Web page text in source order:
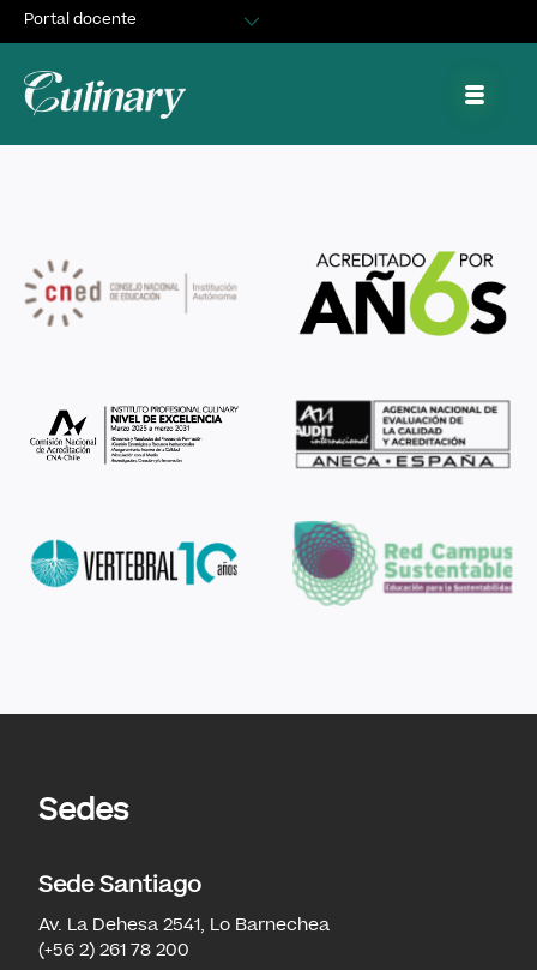
Portal docente
Portal de trabajo y prácticas
Septiembre 12, 2024
cquiroz
Sedes
Sede Santiago
Av. La Dehesa 2541, Lo Barnechea
(+56 2) 261 78 200